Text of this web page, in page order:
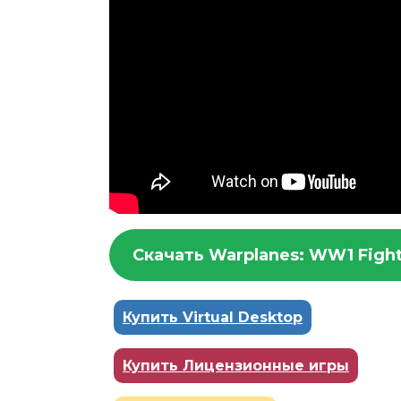
Скачать Warplanes: WW1
Купить Virtual Desktop
Купить Лицензионные игры